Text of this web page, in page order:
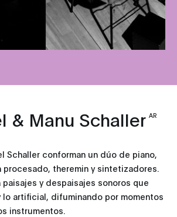
& Manu Schaller AR
Schaller conforman un dúo de piano,
procesado, theremin y sintetizadores.
paisajes y despaisajes sonoros que
lo artificial, difuminando por momentos
instrumentos.